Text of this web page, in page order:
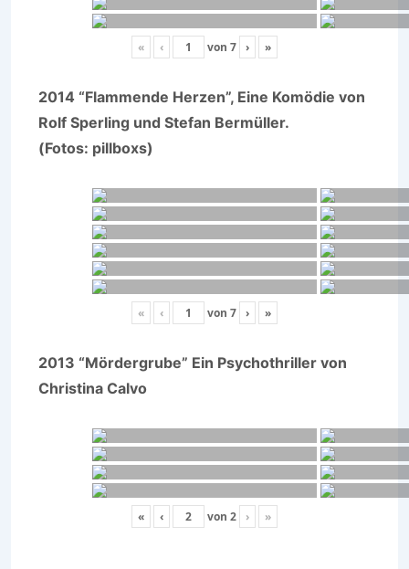
« ‹ von 7 › »
2014 “Flammende Herzen”, Eine Komödie von
Rolf Sperling und Stefan Bermüller.
(Fotos: pillboxs)
« ‹ von 7 › »
2013 “Mördergrube” Ein Psychothriller von
Christina Calvo
« ‹ von 2 › »